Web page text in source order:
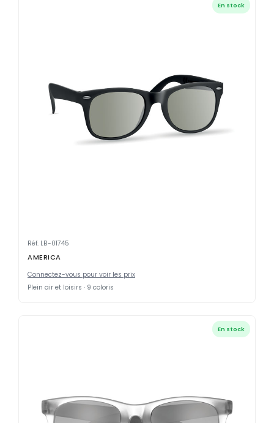
En stock
Réf. LB-01745
AMERICA
Connectez-vous pour voir les prix
Plein air et loisirs · 9 coloris
En stock